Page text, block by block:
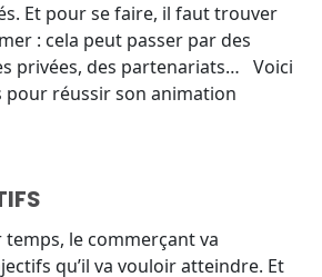
Et pour se faire, il faut trouver
: cela peut passer par des
privées, des partenariats… Voici
pour réussir son animation
le commerçant va
qu’il va vouloir atteindre. Et